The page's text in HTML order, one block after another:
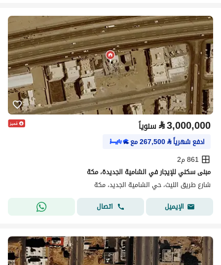
⃁3,000,000 سنوياً
ادفع شهرياً⃁
267,500مع
861 م2
مبنى سكني للإيجار في الشامية الجديدة، مكة
شارع طريق الليث، حي الشامية الجديد، مكة
الإيميل
اتصال